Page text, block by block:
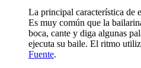
La principal característica de
Es muy común que la
boca, cante y diga algunas
ejecuta su baile. El ritmo
Fuente.